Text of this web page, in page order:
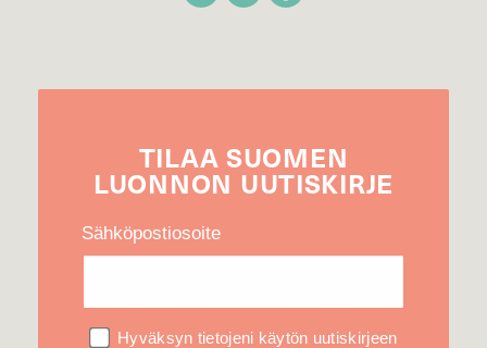
TILAA SUOMEN
LUONNON UUTIS­KIRJE
Sähköpostiosoite
Hyväksyn tietojeni käytön uutiskirjeen